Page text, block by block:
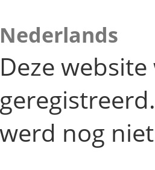
Nederlands
Deze
werd nog